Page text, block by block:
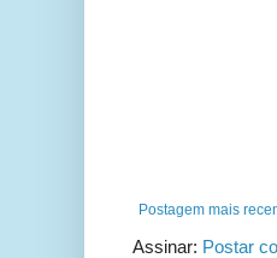
Postagem mais
Assinar: Postar